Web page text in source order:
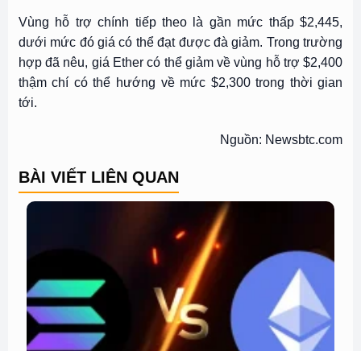
Vùng hỗ trợ chính tiếp theo là gần mức thấp $2,445,
dưới mức đó giá có thể đạt được đà giảm. Trong trường
hợp đã nêu, giá Ether có thể giảm về vùng hỗ trợ $2,400
thậm chí có thể hướng về mức $2,300 trong thời gian
tới.
Nguồn: Newsbtc.com
BÀI VIẾT LIÊN QUAN